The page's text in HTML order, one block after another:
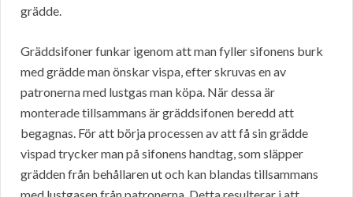
grädde.
Gräddsifoner funkar igenom att man fyller sifonens burk
med grädde man önskar vispa, efter skruvas en av
patronerna med lustgas man köpa. När dessa är
monterade tillsammans är gräddsifonen beredd att
begagnas. För att börja processen av att få sin grädde
vispad trycker man på sifonens handtag, som släpper
grädden från behållaren ut och kan blandas tillsammans